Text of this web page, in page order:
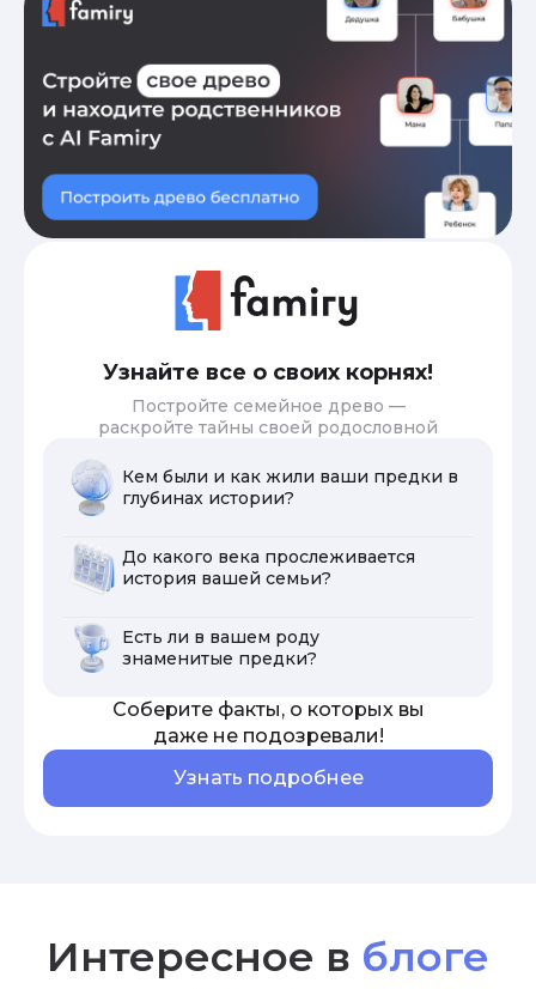
Узнайте все о своих корнях!
Постройте семейное древо —
раскройте тайны своей родословной
Кем были и как жили ваши предки в
глубинах истории?
До какого века прослеживается
история вашей семьи?
Есть ли в вашем роду
знаменитые предки?
Соберите факты, о которых вы
даже не подозревали!
Узнать подробнее
Интересное в блоге